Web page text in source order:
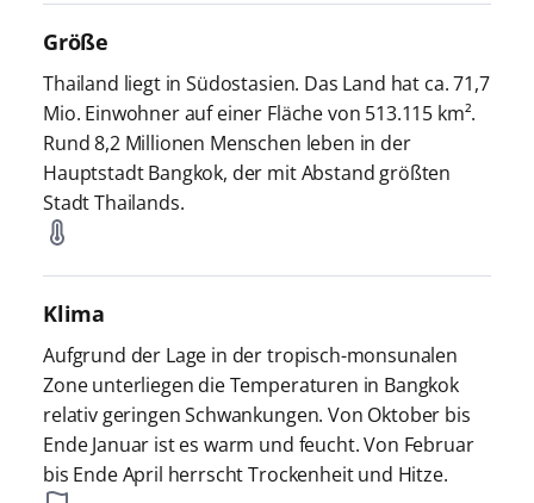
Größe
Thailand liegt in Südostasien. Das Land hat ca. 71,7
Mio. Einwohner auf einer Fläche von 513.115 km².
Rund 8,2 Millionen Menschen leben in der
Hauptstadt Bangkok, der mit Abstand größten
Stadt Thailands.
Klima
Aufgrund der Lage in der tropisch-monsunalen
Zone unterliegen die Temperaturen in Bangkok
relativ geringen Schwankungen. Von Oktober bis
Ende Januar ist es warm und feucht. Von Februar
bis Ende April herrscht Trockenheit und Hitze.